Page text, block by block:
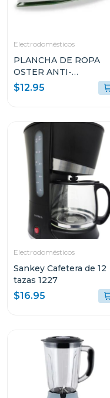
Electrodomésticos
PLANCHA DE ROPA
OSTER ANTI-
ADHERENTE LIGERA
GCSTBS380
$12.95
Electrodomésticos
Sankey Cafetera de 12
tazas 1227
$16.95